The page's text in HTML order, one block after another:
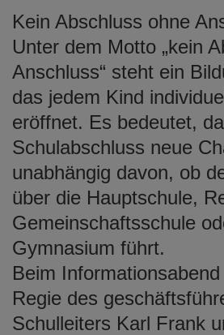
Kein Abschluss ohne
Unter dem Motto „kein
Anschluss“ steht ein
das jedem Kind
eröffnet. Es bedeutet,
Schulabschluss neue
unabhängig davon, ob
über die Hauptschule,
Gemeinschaftsschule
Gymnasium führt.
Beim
Regie des
Schulleiters Karl Frank